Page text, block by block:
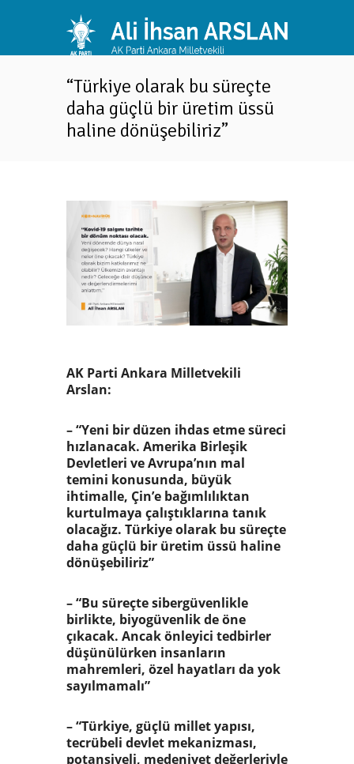
“Türkiye olarak bu süreçte
daha güçlü bir üretim üssü
haline dönüşebiliriz”
AK Parti Ankara Milletvekili
Arslan:
– “Yeni bir düzen ihdas etme süreci
hızlanacak. Amerika Birleşik
Devletleri ve Avrupa’nın mal
temini konusunda, büyük
ihtimalle, Çin’e bağımlılıktan
kurtulmaya çalıştıklarına tanık
olacağız. Türkiye olarak bu süreçte
daha güçlü bir üretim üssü haline
dönüşebiliriz”
– “Bu süreçte sibergüvenlikle
birlikte, biyogüvenlik de öne
çıkacak. Ancak önleyici tedbirler
düşünülürken insanların
mahremleri, özel hayatları da yok
sayılmamalı”
– “Türkiye, güçlü millet yapısı,
tecrübeli devlet mekanizması,
potansiyeli, medeniyet değerleriyle